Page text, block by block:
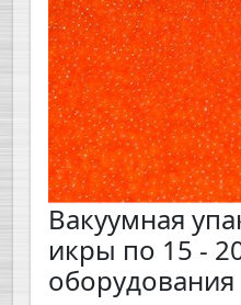
Вакуумная
икры по 15 -
оборудования